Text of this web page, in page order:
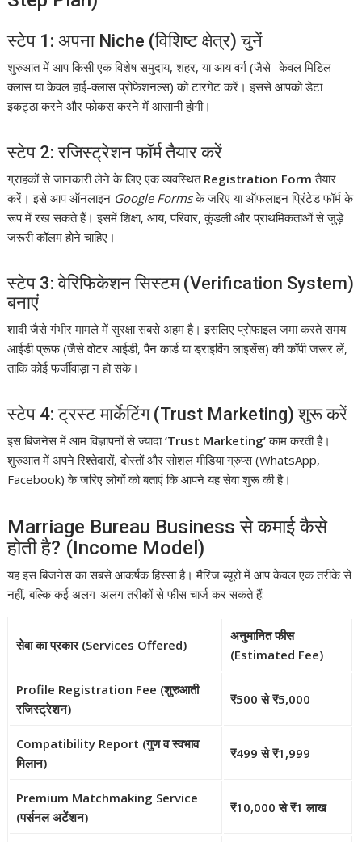
स्टेप 1: अपना Niche (विशिष्ट क्षेत्र) चुनें
शुरुआत में आप किसी एक विशेष समुदाय, शहर, या आय वर्ग (जैसे- केवल मिडिल
क्लास या केवल हाई-क्लास प्रोफेशनल्स) को टारगेट करें। इससे आपको डेटा
इकट्ठा करने और फोकस करने में आसानी होगी।
स्टेप 2: रजिस्ट्रेशन फॉर्म तैयार करें
ग्राहकों से जानकारी लेने के लिए एक व्यवस्थित Registration Form तैयार
करें। इसे आप ऑनलाइन Google Formsके जरिए या ऑफलाइन प्रिंटेड फॉर्म के
रूप में रख सकते हैं। इसमें शिक्षा, आय, परिवार, कुंडली और प्राथमिकताओं से जुड़े
जरूरी कॉलम होने चाहिए।
स्टेप 3: वेरिफिकेशन सिस्टम (Verification System)
बनाएं
शादी जैसे गंभीर मामले में सुरक्षा सबसे अहम है। इसलिए प्रोफाइल जमा करते समय
आईडी प्रूफ (जैसे वोटर आईडी, पैन कार्ड या ड्राइविंग लाइसेंस) की कॉपी जरूर लें,
ताकि कोई फर्जीवाड़ा न हो सके।
स्टेप 4: ट्रस्ट मार्केटिंग (Trust Marketing) शुरू करें
इस बिजनेस में आम विज्ञापनों से ज्यादा‘Trust Marketing’काम करती है।
शुरुआत में अपने रिश्तेदारों, दोस्तों और सोशल मीडिया ग्रुप्स (WhatsApp,
Facebook) के जरिए लोगों को बताएं कि आपने यह सेवा शुरू की है।
Marriage Bureau Business से कमाई कैसे
होती है? (Income Model)
यह इस बिजनेस का सबसे आकर्षक हिस्सा है। मैरिज ब्यूरो में आप केवल एक तरीके से
नहीं, बल्कि कई अलग-अलग तरीकों से फीस चार्ज कर सकते हैं:
सेवा का प्रकार (Services Offered)
अनुमानित फीस
(Estimated Fee)
Profile Registration Fee (शुरुआती
रजिस्ट्रेशन)
₹500 से ₹5,000
Compatibility Report (गुण व स्वभाव
मिलान)
₹499 से ₹1,999
Premium Matchmaking Service
(पर्सनल अटेंशन)
₹10,000 से ₹1 लाख